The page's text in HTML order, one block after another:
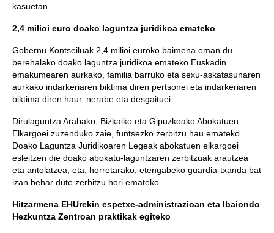
kasuetan.
2,4 milioi euro doako laguntza juridikoa emateko
Gobernu Kontseiluak 2,4 milioi euroko baimena eman du
berehalako doako laguntza juridikoa emateko Euskadin
emakumearen aurkako, familia barruko eta sexu-askatasunaren
aurkako indarkeriaren biktima diren pertsonei eta indarkeriaren
biktima diren haur, nerabe eta desgaituei.
Dirulaguntza Arabako, Bizkaiko eta Gipuzkoako Abokatuen
Elkargoei zuzenduko zaie, funtsezko zerbitzu hau emateko.
Doako Laguntza Juridikoaren Legeak abokatuen elkargoei
esleitzen die doako abokatu-laguntzaren zerbitzuak arautzea
eta antolatzea, eta, horretarako, etengabeko guardia-txanda bat
izan behar dute zerbitzu hori emateko.
Hitzarmena EHUrekin espetxe-administrazioan eta Ibaiondo
Hezkuntza Zentroan praktikak egiteko